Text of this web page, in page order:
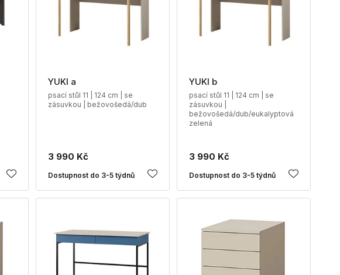
YUKI a
psací stůl 11 | 124 cm | se
zásuvkou | bežovošedá/dub
3 990 Kč
Dostupnost do 3-5 týdnů
YUKI b
psací stůl 11 | 124 cm | se
zásuvkou |
bežovošedá/dub/eukalyptová
zelená
3 990 Kč
Dostupnost do 3-5 týdnů